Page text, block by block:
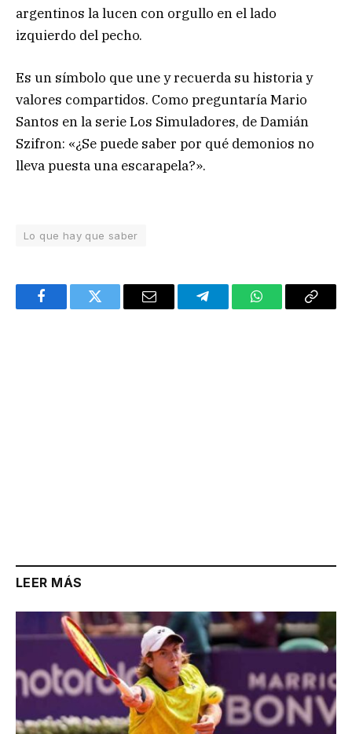
argentinos la lucen con orgullo en el lado
izquierdo del pecho.
Es un símbolo que une y recuerda su historia y
valores compartidos. Como preguntaría Mario
Santos en la serie Los Simuladores, de Damián
Szifron: «¿Se puede saber por qué demonios no
lleva puesta una escarapela?».
Lo que hay que saber
FacebookTwitter Email TelegramWhatsAppCopy
LEER MÁS